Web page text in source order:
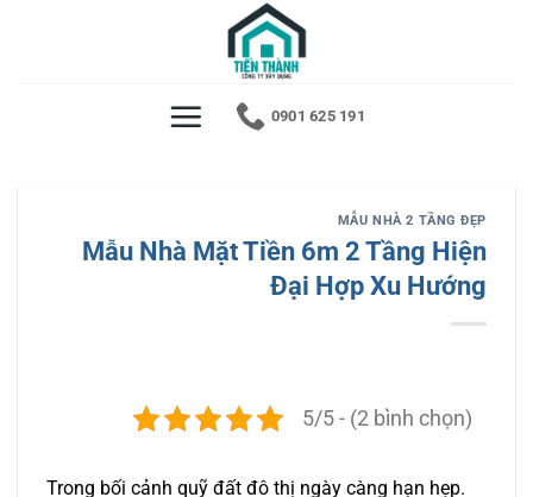
0901 625 191
MẪU NHÀ 2 TẦNG ĐẸP
Mẫu Nhà Mặt Tiền 6m 2 Tầng Hiện
Đại Hợp Xu Hướng
5/5 - (2 bình chọn)
Trong bối cảnh quỹ đất đô thị ngày càng hạn hẹp.